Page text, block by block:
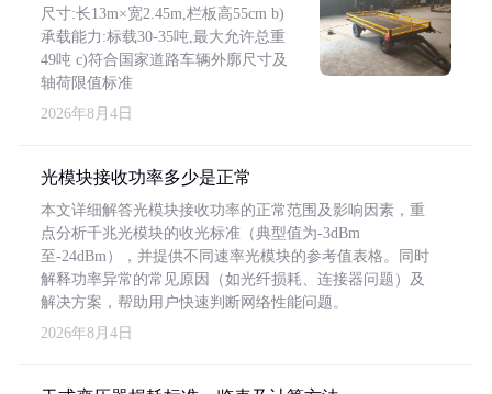
尺寸:长13m×宽2.45m,栏板高55cm b)
承载能力:标载30-35吨,最大允许总重
49吨 c)符合国家道路车辆外廓尺寸及
轴荷限值标准
2026年8月4日
光模块接收功率多少是正常
本文详细解答光模块接收功率的正常范围及影响因素，重
点分析千兆光模块的收光标准（典型值为-3dBm
至-24dBm），并提供不同速率光模块的参考值表格。同时
解释功率异常的常见原因（如光纤损耗、连接器问题）及
解决方案，帮助用户快速判断网络性能问题。
2026年8月4日